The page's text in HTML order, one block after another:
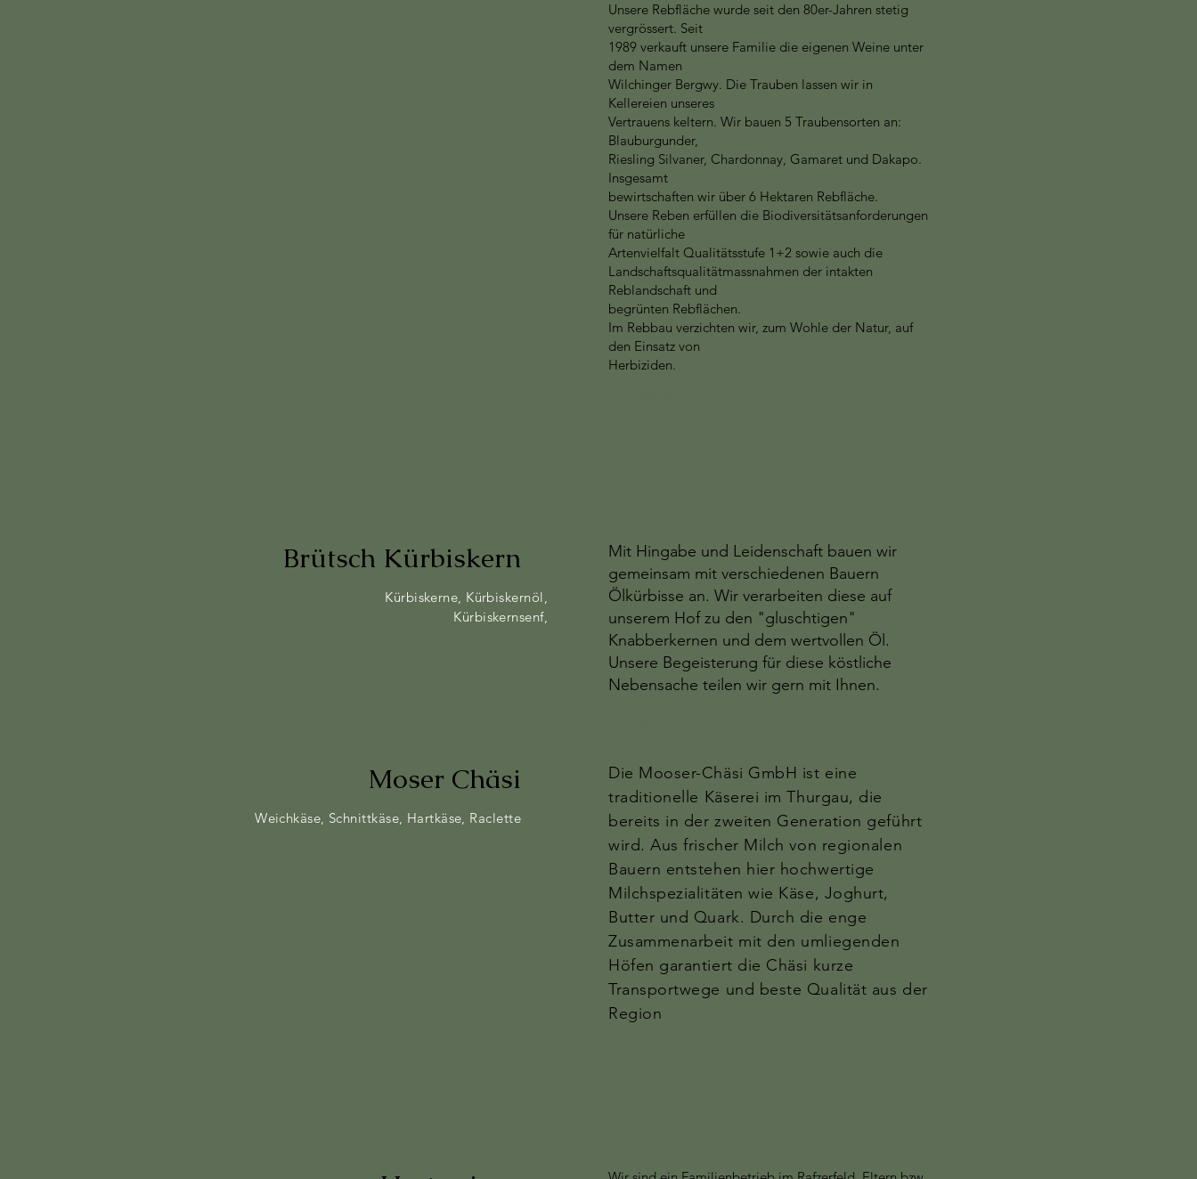
Unsere Rebfläche wurde seit den 80er-Jahren stetig
vergrössert. Seit
1989 verkauft unsere Familie die eigenen Weine unter
dem Namen
Wilchinger Bergwy. Die Trauben lassen wir in
Kellereien unseres
Vertrauens keltern. Wir bauen 5 Traubensorten an:
Blauburgunder,
Riesling Silvaner, Chardonnay, Gamaret und Dakapo.
Insgesamt
bewirtschaften wir über 6 Hektaren Rebfläche.
Unsere Reben erfüllen die Biodiversitätsanforderungen
für natürliche
Artenvielfalt Qualitätsstufe 1+2 sowie auch die
Landschaftsqualitätmassnahmen der intakten
Reblandschaft und
begrünten Rebflächen.
Im Rebbau verzichten wir, zum Wohle der Natur, auf
den Einsatz von
Herbiziden.
Brütsch Kürbiskern
Kürbiskerne, Kürbiskernöl,
Kürbiskernsenf,
Mit Hingabe und Leidenschaft bauen wir
gemeinsam mit verschiedenen Bauern
Ölkürbisse an. Wir verarbeiten diese auf
unserem Hof zu den "gluschtigen"
Knabberkernen und dem wertvollen Öl.
Unsere Begeisterung für diese köstliche
Nebensache teilen wir gern mit Ihnen.
Moser Chäsi
Weichkäse, Schnittkäse, Hartkäse, Raclette
Die Mooser-Chäsi GmbH ist eine
traditionelle Käserei im Thurgau, die
bereits in der zweiten Generation geführt
wird. Aus frischer Milch von regionalen
Bauern entstehen hier hochwertige
Milchspezialitäten wie Käse, Joghurt,
Butter und Quark. Durch die enge
Zusammenarbeit mit den umliegenden
Höfen garantiert die Chäsi kurze
Transportwege und beste Qualität aus der
Region